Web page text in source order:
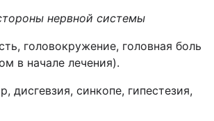
нервной системы
головокружение, головная боль
в начале лечения).
дисгевзия, синкопе, гипестезия,